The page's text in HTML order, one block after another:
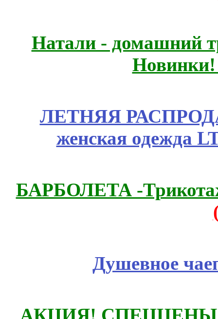
Натали - домашний
ЛЕТНЯЯ
женская одежда
БАРБОЛЕТА -
Душевное
АКЦИЯ! СПЕЦЦЕНЫ